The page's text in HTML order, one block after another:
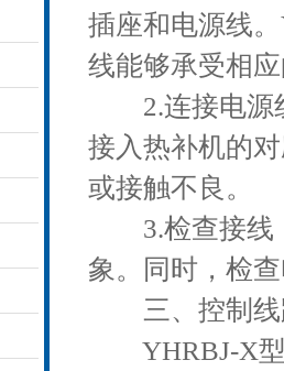
插座和电源线
线能够承受相
2.连接电源线
接入热补机的
或接触不良。
3.检查接线：
象。同时，检
三、控制线
YHRBJ-X型